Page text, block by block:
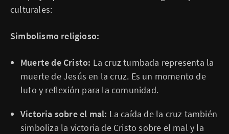
culturales:
Simbolismo religioso:
Muerte de Cristo: La cruz tumbada representa la
muerte de Jesús en la cruz. Es un momento de
luto y reflexión para la comunidad.
Victoria sobre el mal: La caída de la cruz también
simboliza la victoria de Cristo sobre el mal y la